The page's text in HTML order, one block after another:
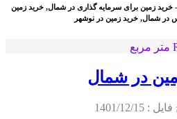
- خرید زمین برای سرمایه گذاری در شمال, خرید زمین
در شمال, خرید زمین در نوشهر
در شمال
1401/12/15